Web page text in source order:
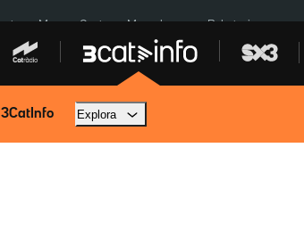
Menors Ceuta Mercabarna Robatoris coure
3CatInfo Explora